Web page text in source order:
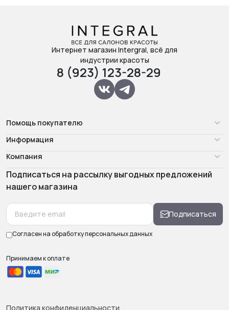
Интернет магазин Intergral, всё для
индустрии красоты
8 (923) 123-28-29
Помощь покупателю
Информация
Компания
Подписаться на рассылку выгодных предложений
нашего магазина
Подписаться
Согласен на обработкуперсональных данных
Принимаем к оплате
Политика конфиденциальности